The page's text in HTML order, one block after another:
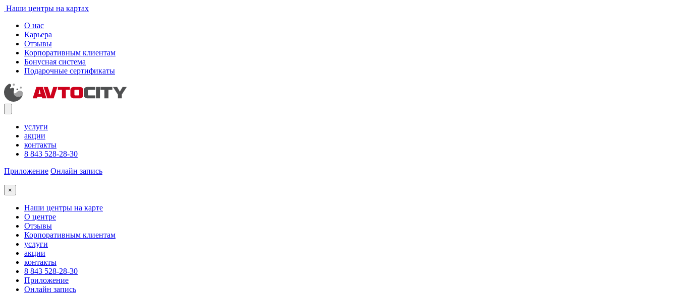
Наши центры на картах
О нас
Карьера
Отзывы
Корпоративным клиентам
Бонусная система
Подарочные сертификаты
услуги
акции
контакты
8 843 528-28-30
Приложение Онлайн запись
×
Наши центры на карте
О центре
Отзывы
Корпоративным клиентам
услуги
акции
контакты
8 843 528-28-30
Приложение
Онлайн запись